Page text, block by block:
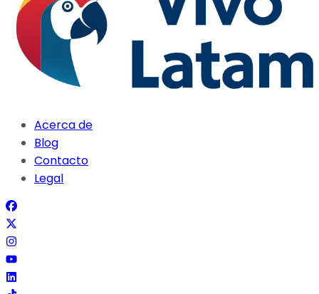
Acerca de
Blog
Contacto
Legal